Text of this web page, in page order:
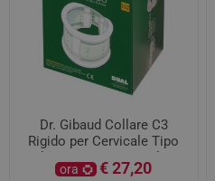
Dr. Gibaud Collare C3
Rigido per Cervicale Tipo
ora € 27,20